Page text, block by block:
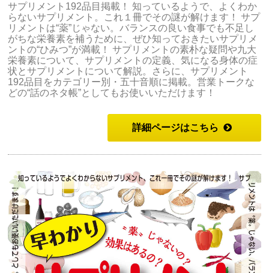
サプリメント192品目掲載！ 知っているようで、よくわか
らないサプリメント。これ１冊でその謎が解けます！ サプ
リメントは“薬”じゃない。バランスの良い食事でも不足し
がちな栄養素を補うために、ぜひ知っておきたいサプリメ
ントの“ひみつ”が満載！ サプリメントの素朴な疑問や九大
栄養素について、サプリメントの定義、気になる身体の症
状とサプリメントについて解説。さらに、サプリメント
192品目をカテゴリー別・五十音順に掲載。営業トークな
どの“話のネタ帳”としてもお使いいただけます！
詳細ページはこちら